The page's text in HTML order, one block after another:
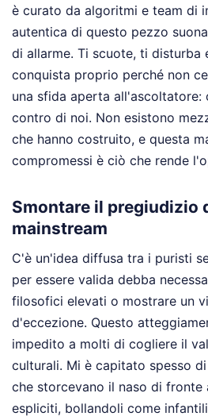
è curato da algoritmi e team di
autentica di questo pezzo
di allarme. Ti scuote, ti disturba
conquista proprio perché non
una sfida aperta all'ascoltatore:
contro di noi. Non esistono
che hanno costruito, e questa
compromessi è ciò che rende
Smontare il pregiudizio
mainstream
C'è un'idea diffusa tra i puristi
per essere valida debba
filosofici elevati o mostrare un
d'eccezione. Questo
impedito a molti di cogliere il
culturali. Mi è capitato spesso
che storcevano il naso di fronte
espliciti, bollandoli come